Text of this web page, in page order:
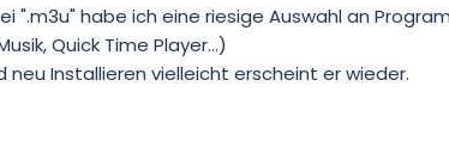
".m3u" habe ich eine riesige Auswahl an
Quick Time Player...)
neu Installieren vielleicht erscheint er wieder.